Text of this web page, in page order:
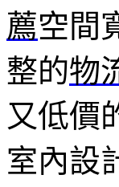
薦空間
整的物
又低價
室內設